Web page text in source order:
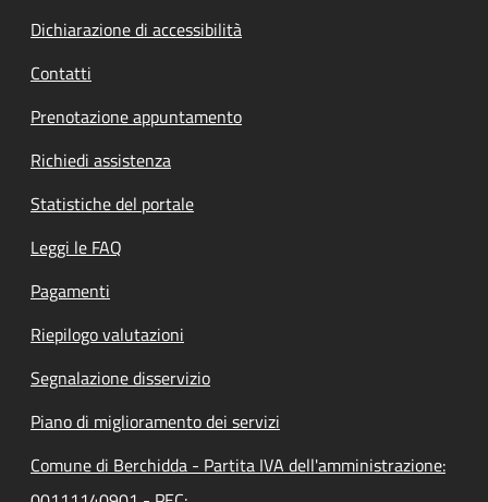
Dichiarazione di accessibilità
Contatti
Prenotazione appuntamento
Richiedi assistenza
Statistiche del portale
Leggi le FAQ
Pagamenti
Riepilogo valutazioni
Segnalazione disservizio
Piano di miglioramento dei servizi
Comune di Berchidda - Partita IVA dell'amministrazione: